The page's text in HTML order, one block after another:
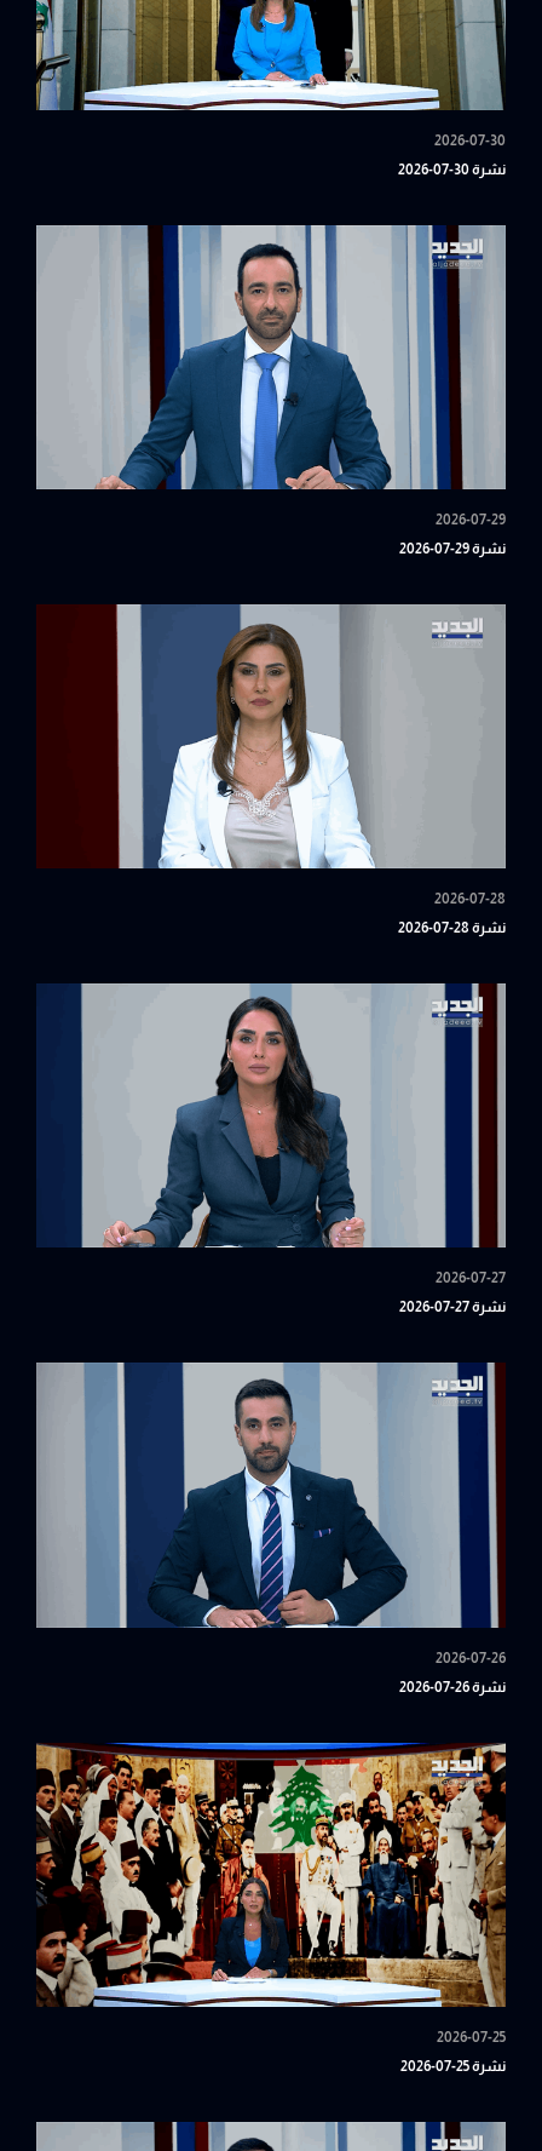
2026-07-30
نشرة 30-07-2026
2026-07-29
نشرة 29-07-2026
2026-07-28
نشرة 28-07-2026
2026-07-27
نشرة 27-07-2026
2026-07-26
نشرة 26-07-2026
2026-07-25
نشرة 25-07-2026